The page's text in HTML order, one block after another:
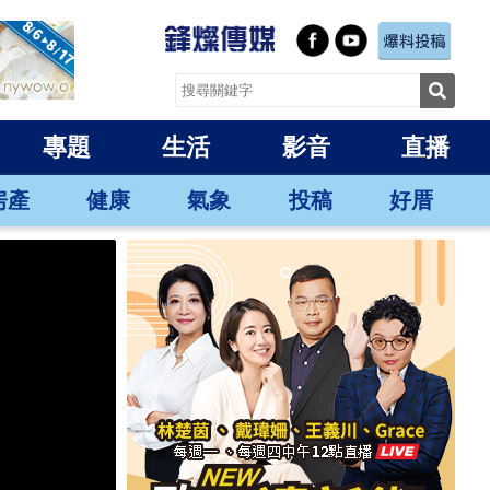
專題 生活 影音 直播
產 健康 氣象 投稿 好厝